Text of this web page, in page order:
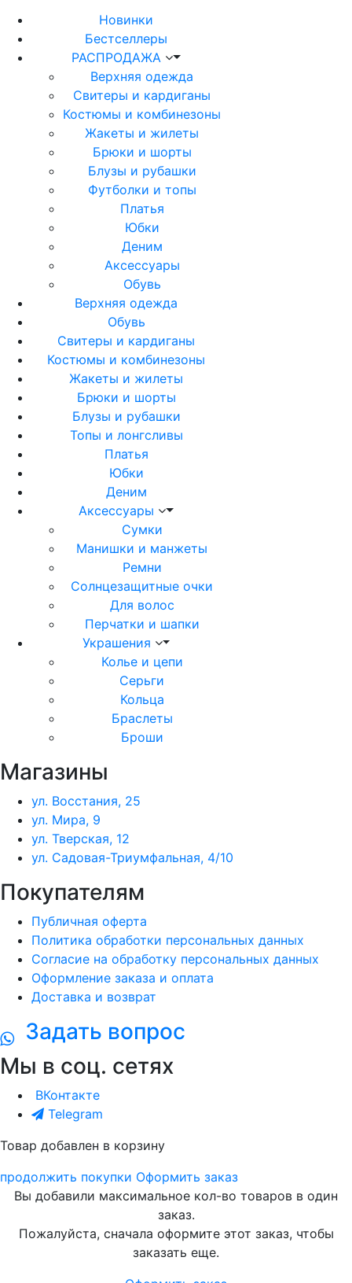
Новинки
Бестселлеры
РАСПРОДАЖА
Верхняя одежда
Свитеры и кардиганы
Костюмы и комбинезоны
Жакеты и жилеты
Брюки и шорты
Блузы и рубашки
Футболки и топы
Платья
Юбки
Деним
Аксессуары
Обувь
Верхняя одежда
Обувь
Свитеры и кардиганы
Костюмы и комбинезоны
Жакеты и жилеты
Брюки и шорты
Блузы и рубашки
Топы и лонгсливы
Платья
Юбки
Деним
Аксессуары
Сумки
Манишки и манжеты
Ремни
Солнцезащитные очки
Для волос
Перчатки и шапки
Украшения
Колье и цепи
Серьги
Кольца
Браслеты
Броши
Магазины
ул. Восстания, 25
ул. Мира, 9
ул. Тверская, 12
ул. Садовая-Триумфальная, 4/10
Покупателям
Публичная оферта
Политика обработки персональных данных
Согласие на обработку персональных данных
Оформление заказа и оплата
Доставка и возврат
Задать вопрос
Мы в соц. сетях
ВКонтакте
Telegram
Товар добавлен в корзину
продолжить покупки Оформить заказ
Вы добавили максимальное кол-во товаров в один
заказ.
Пожалуйста, сначала оформите этот заказ, чтобы
заказать еще.